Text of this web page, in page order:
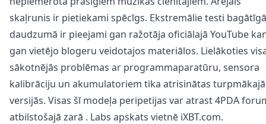
skaļrunis ir pietiekami spēcīgs. Ekstremālie testi bagātīgā
daudzumā ir pieejami gan ražotāja oficiālajā YouTube
gan vietējo blogeru veidotajos materiālos. Lielākoties
sākotnējās problēmas ar programmaparatūru, sensora
kalibrāciju un akumulatoriem tika atrisinātas
versijās. Visas šī modeļa peripetijas var atrast 4PDA
atbilstošajā zarā . Labs apskats vietnē iXBT.com.